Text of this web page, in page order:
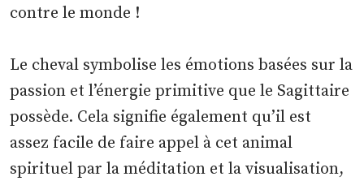
contre le monde !
Le cheval symbolise les émotions basées sur la
passion et l’énergie primitive que le Sagittaire
possède. Cela signifie également qu’il est
assez facile de faire appel à cet animal
spirituel par la méditation et la visualisation,